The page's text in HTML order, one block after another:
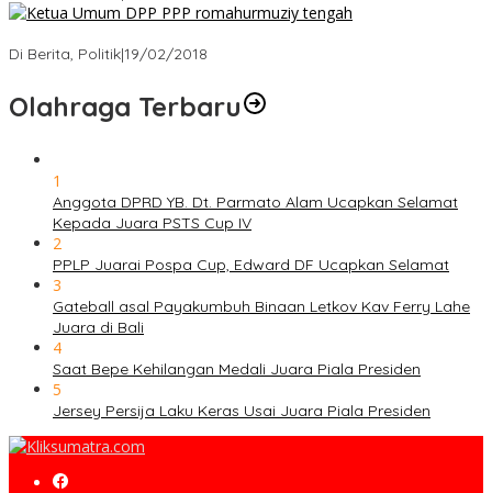
Di Berita, Politik|19/02/2018
Olahraga Terbaru
1
Anggota DPRD YB. Dt. Parmato Alam Ucapkan Selamat
Kepada Juara PSTS Cup IV
2
PPLP Juarai Pospa Cup, Edward DF Ucapkan Selamat
3
Gateball asal Payakumbuh Binaan Letkov Kav Ferry Lahe
Juara di Bali
4
Saat Bepe Kehilangan Medali Juara Piala Presiden
5
Jersey Persija Laku Keras Usai Juara Piala Presiden